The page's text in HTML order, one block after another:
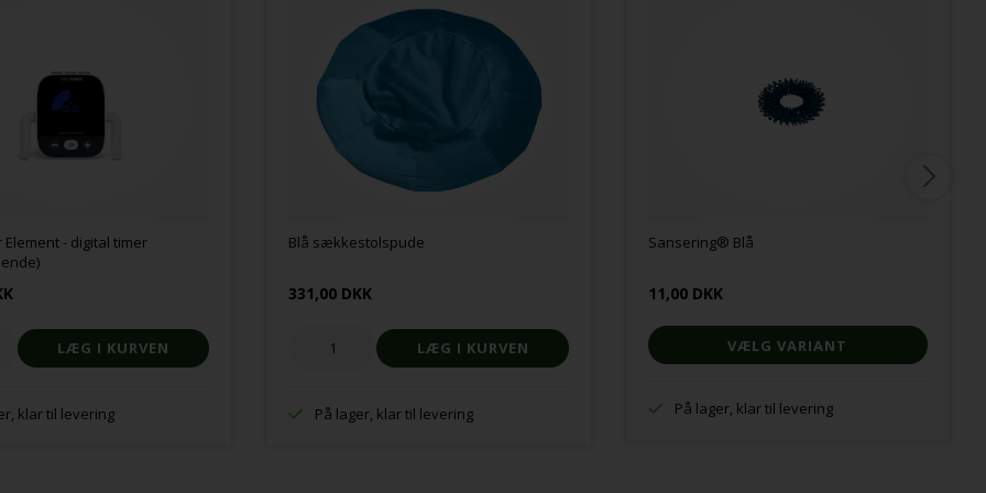
Element - digital timer
klar til levering
Blå sækkestolspude
331,00 DKK
På lager, klar til levering
Sansering® Blå
11,00 DKK
VÆLG VARIANT
På lager, klar til levering